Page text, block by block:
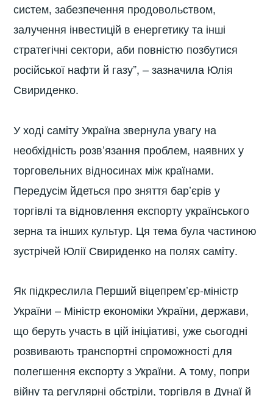
систем, забезпечення продовольством,
залучення інвестицій в енергетику та інші
стратегічні сектори, аби повністю позбутися
російської нафти й газу”, – зазначила Юлія
Свириденко.
У ході саміту Україна звернула увагу на
необхідність розв’язання проблем, наявних у
торговельних відносинах між країнами.
Передусім йдеться про зняття бар’єрів у
торгівлі та відновлення експорту українського
зерна та інших культур. Ця тема була частиною
зустрічей Юлії Свириденко на полях саміту.
Як підкреслила Перший віцепрем’єр-міністр
України – Міністр економіки України, держави,
що беруть участь в цій ініціативі, уже сьогодні
розвивають транспортні спроможності для
полегшення експорту з України. А тому, попри
війну та регулярні обстріли, торгівля в Дунаї й